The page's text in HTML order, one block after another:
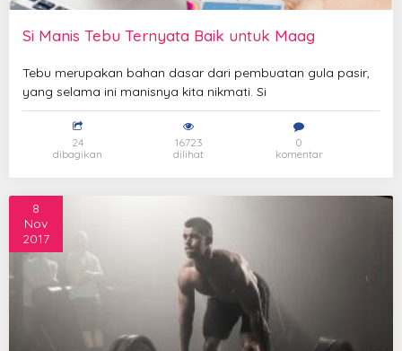
Si Manis Tebu Ternyata Baik untuk Maag
Tebu merupakan bahan dasar dari pembuatan gula pasir,
yang selama ini manisnya kita nikmati. Si
24
dibagikan
16723
dilihat
0
komentar
8
Nov
2017